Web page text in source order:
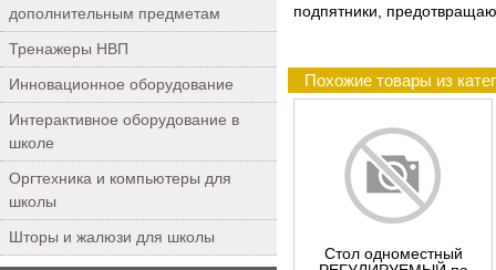
дополнительным предметам
Тренажеры НВП
Инновационное оборудование
Интерактивное оборудование в
школе
Оргтехника и компьютеры для
школы
Шторы и жалюзи для школы
подпятники,
Похожие товары из
Стол одноместный